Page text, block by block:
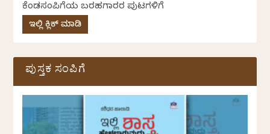
ಕೆಂಡಸಂಪಿಗೆಯ ಬರಹಗಾರರ ಪುಟಗಳಿಗೆ
ಇಲ್ಲಿ ಕ್ಲಿಕ್ ಮಾಡಿ
ಪುಸ್ತಕ ಸಂಪಿಗೆ